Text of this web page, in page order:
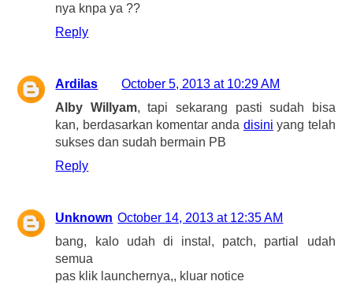
nya knpa ya ??
Reply
Ardilas
October 5, 2013 at 10:29 AM
Alby Willyam, tapi sekarang pasti sudah bisa
kan, berdasarkan komentar anda disini yang telah
sukses dan sudah bermain PB
Reply
Unknown October 14, 2013 at 12:35 AM
bang, kalo udah di instal, patch, partial udah
semua
pas klik launchernya,, kluar notice